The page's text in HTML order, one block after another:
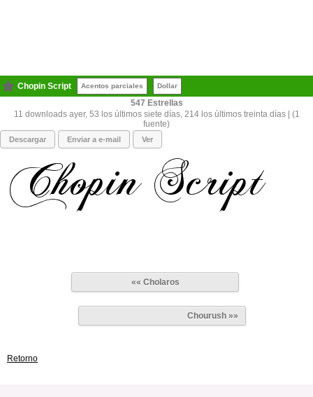
Chopin Script Acentos parciales Dollar
547
11 downloads ayer, 53 los últimos siete días, 214 los últimos treinta días | (1
fuente)
Descargar Enviar a e-mail Ver
«« Cholaros
Chourush »»
Retorno